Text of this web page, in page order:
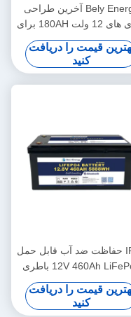
Bely Energy آخرین طراحی
باتری های 12 ولت 180AH برای
برای ایستگاه پایه ذخیره
انرژی UPS RV
قیمت را دریافت
کنید
IP65 حفاظت ضد آب قابل حمل
12V 460Ah LiFePo4 باطری
عمر طولانی برای اتومبیل
قیمت را دریافت
کنید